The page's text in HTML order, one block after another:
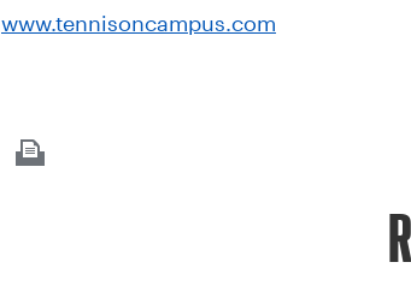
www.tennisoncampus.com